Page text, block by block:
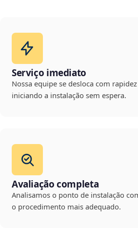
Serviço imediato
Nossa equipe se desloca com
iniciando a instalação sem espera.
Avaliação completa
Analisamos o ponto de instalação
o procedimento mais adequado.